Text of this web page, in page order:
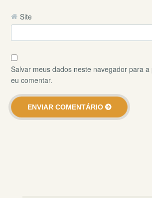
Site
Salvar meus dados neste navegador para
eu comentar.